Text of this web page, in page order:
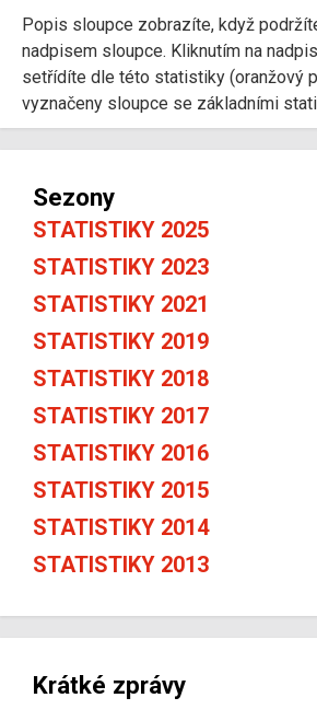
Popis sloupce zobrazíte, když
nadpisem sloupce. Kliknutím na
setřídíte dle této statistiky (oranžový
vyznačeny sloupce se základními
Sezony
STATISTIKY 2025
STATISTIKY 2023
STATISTIKY 2021
STATISTIKY 2019
STATISTIKY 2018
STATISTIKY 2017
STATISTIKY 2016
STATISTIKY 2015
STATISTIKY 2014
STATISTIKY 2013
Krátké zprávy